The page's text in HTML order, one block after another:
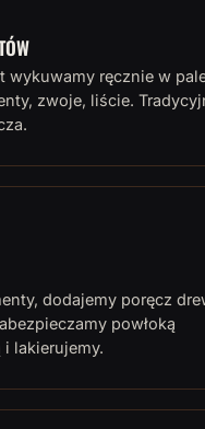
wykuwamy ręcznie w
zwoje, liście.
dodajemy poręcz
powłoką
lakierujemy.